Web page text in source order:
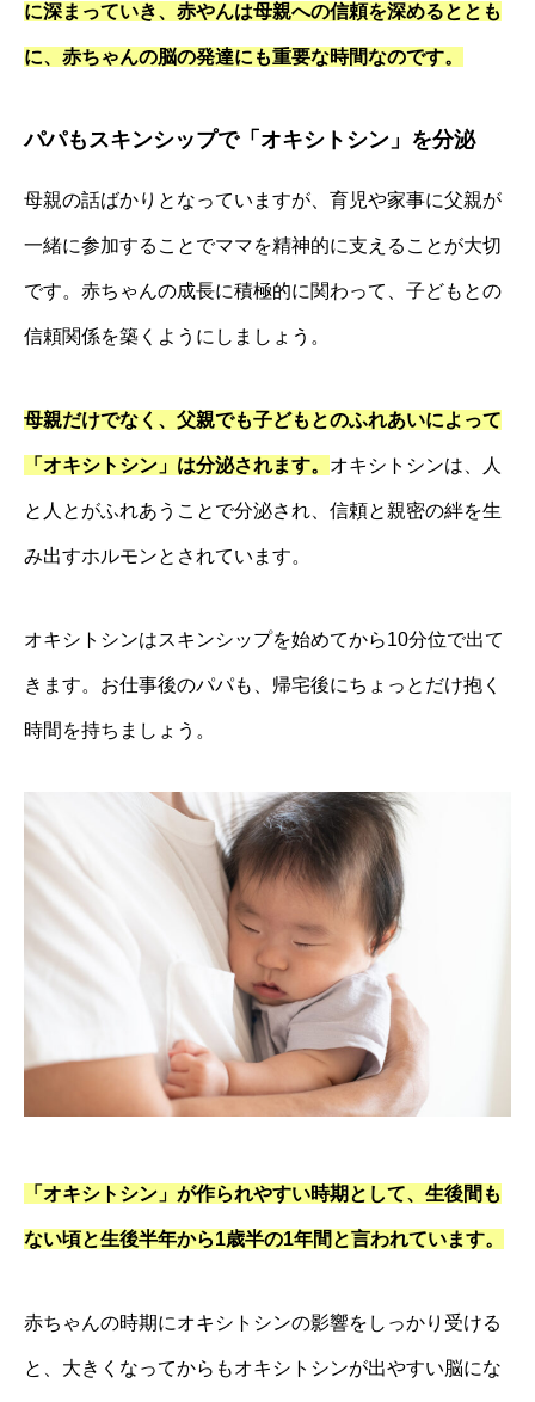
に深まっていき、赤やんは母親への信頼を深めるととも
に、赤ちゃんの脳の発達にも重要な時間なのです。
パパもスキンシップで「オキシトシン」を分泌
母親の話ばかりとなっていますが、育児や家事に父親が
一緒に参加することでママを精神的に支えることが大切
です。赤ちゃんの成長に積極的に関わって、子どもとの
信頼関係を築くようにしましょう。
母親だけでなく、父親でも子どもとのふれあいによって
「オキシトシン」は分泌されます。 オキシトシンは、人
と人とがふれあうことで分泌され、信頼と親密の絆を生
み出すホルモンとされています。
オキシトシンはスキンシップを始めてから10分位で出て
きます。お仕事後のパパも、帰宅後にちょっとだけ抱く
時間を持ちましょう。
「オキシトシン」が作られやすい時期として、生後間も
ない頃と生後半年から1歳半の1年間と言われています。
赤ちゃんの時期にオキシトシンの影響をしっかり受ける
と、大きくなってからもオキシトシンが出やすい脳にな